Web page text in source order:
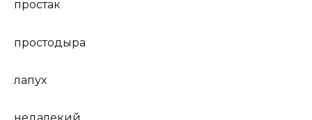
простак
простодыра
лапух